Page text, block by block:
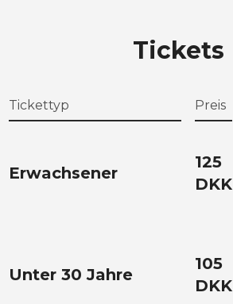
Tickets
Tickettyp Preis
Erwachsener
125
DKK
Unter 30 Jahre
105
DKK